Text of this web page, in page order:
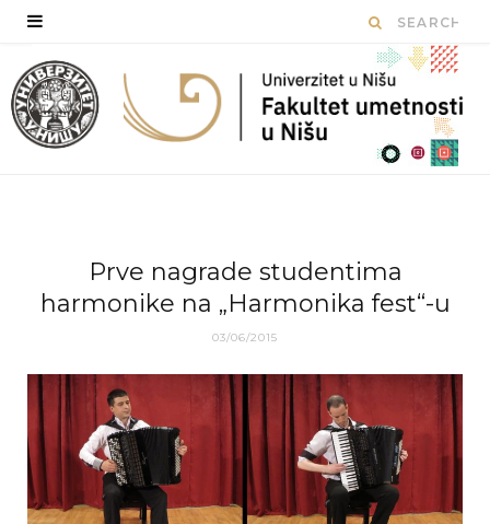
Prve nagrade studentima
harmonike na „Harmonika fest“-u
03/06/2015